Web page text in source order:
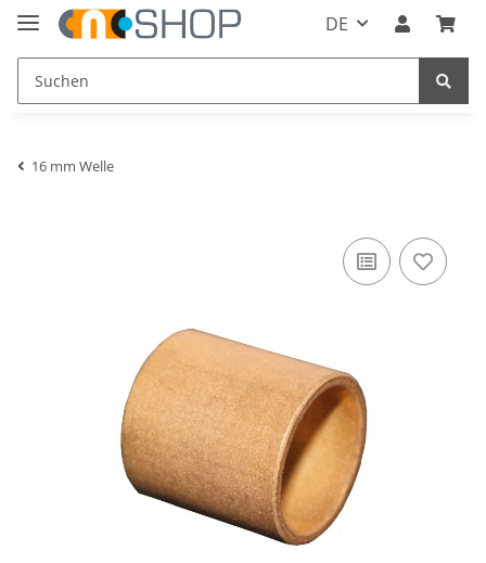
DE
16 mm Welle